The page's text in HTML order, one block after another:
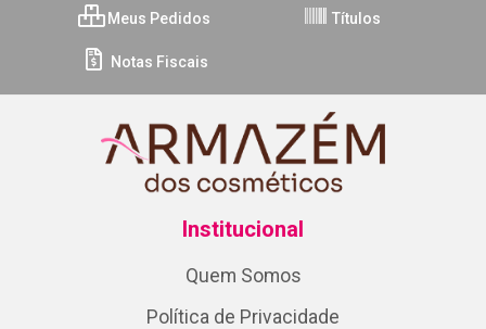
Meus Pedidos Títulos
Notas Fiscais
Institucional
Quem Somos
Política de Privacidade